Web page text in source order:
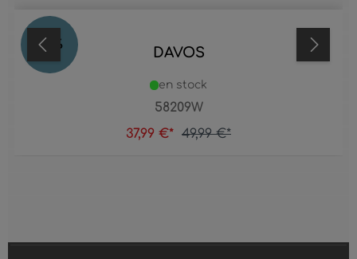
24 % DAVOS
58209W
en stock
37,99 €* 49,99 €*